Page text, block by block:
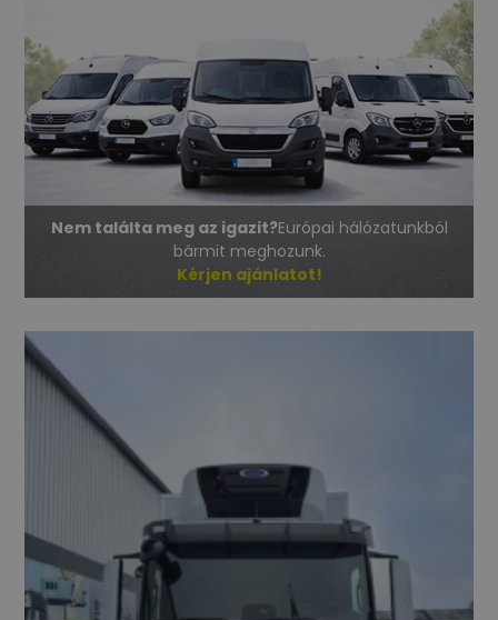
Nem találta meg az igazit?Európai hálózatunkból
bármit meghozunk.
Kérjen ajánlatot!